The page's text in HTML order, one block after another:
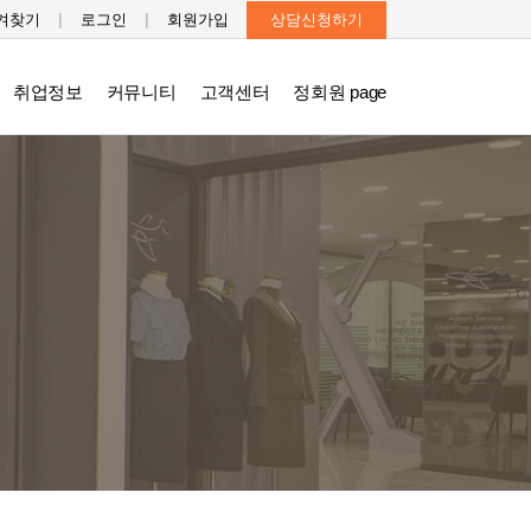
찾기 | 로그인 | 회원가입 상담신청하기
취업정보 커뮤니티 고객센터 정회원 page